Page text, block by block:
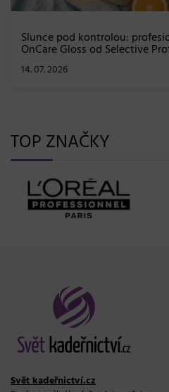
TOP ZNAČKY
Svět kadeřnictví.cz